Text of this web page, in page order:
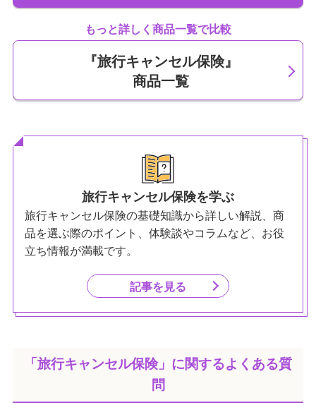
もっと詳しく商品一覧で比較
『旅行キャンセル保険』
商品一覧
旅行キャンセル保険を学ぶ
旅行キャンセル保険の基礎知識から詳しい解説、商
品を選ぶ際のポイント、体験談やコラムなど、お役
立ち情報が満載です。
記事を見る
「旅行キャンセル保険」に関するよくある質
問